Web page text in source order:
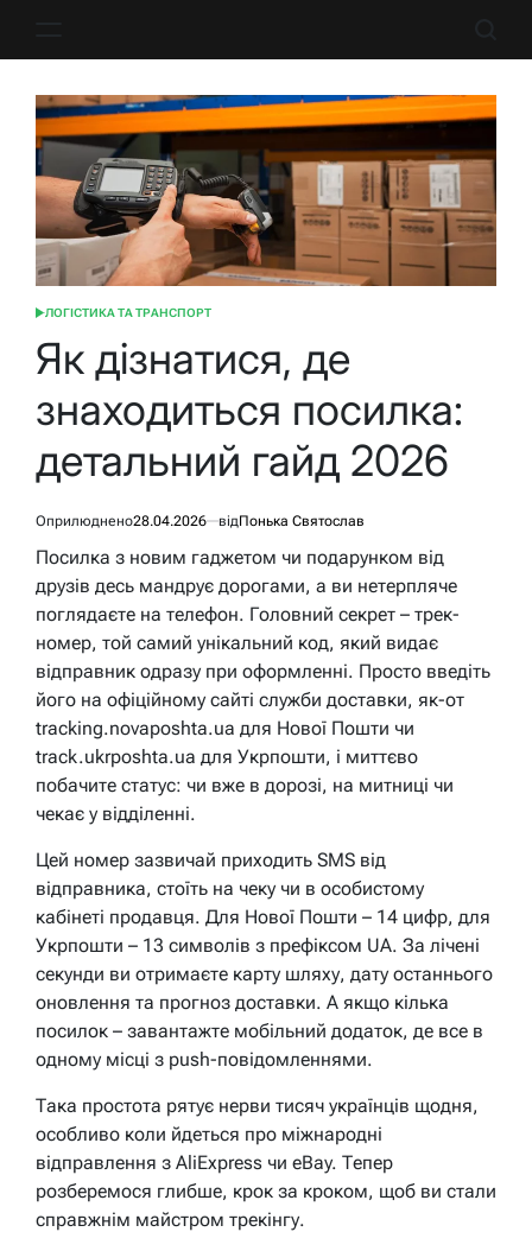
ОПУБЛІКУВАТИ
ЛОГІСТИКА ТА ТРАНСПОРТ
Як дізнатися, де
знаходиться посилка:
детальний гайд 2026
Оприлюднено28.04.2026 відПонька Святослав
Посилка з новим гаджетом чи подарунком від
друзів десь мандрує дорогами, а ви нетерпляче
поглядаєте на телефон. Головний секрет – трек-
номер, той самий унікальний код, який видає
відправник одразу при оформленні. Просто введіть
його на офіційному сайті служби доставки, як-от
tracking.novaposhta.ua для Нової Пошти чи
track.ukrposhta.ua для Укрпошти, і миттєво
побачите статус: чи вже в дорозі, на митниці чи
чекає у відділенні.
Цей номер зазвичай приходить SMS від
відправника, стоїть на чеку чи в особистому
кабінеті продавця. Для Нової Пошти – 14 цифр, для
Укрпошти – 13 символів з префіксом UA. За лічені
секунди ви отримаєте карту шляху, дату останнього
оновлення та прогноз доставки. А якщо кілька
посилок – завантажте мобільний додаток, де все в
одному місці з push-повідомленнями.
Така простота рятує нерви тисяч українців щодня,
особливо коли йдеться про міжнародні
відправлення з AliExpress чи eBay. Тепер
розберемося глибше, крок за кроком, щоб ви стали
справжнім майстром трекінгу.